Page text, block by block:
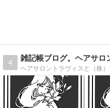
4
雑記帳ブログ。ヘアサロ